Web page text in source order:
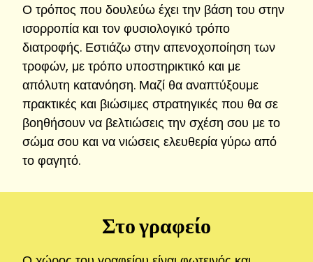
Ο τρόπος που δουλεύω έχει την βάση του στην
ισορροπία και τον φυσιολογικό τρόπο
διατροφής. Εστιάζω στην απενοχοποίηση των
τροφών, με τρόπο υποστηρικτικό και με
απόλυτη κατανόηση. Μαζί θα αναπτύξουμε
πρακτικές και βιώσιμες στρατηγικές που θα σε
βοηθήσουν να βελτιώσεις την σχέση σου με το
σώμα σου και να νιώσεις ελευθερία γύρω από
το φαγητό.
Στο γραφείο